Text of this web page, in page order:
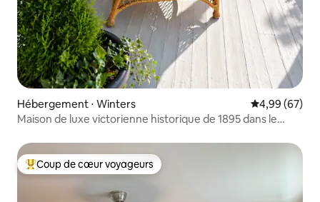
Hébergement ⋅ Winters Évaluation
4,99 (67)
Maison de luxe victorienne historique de 1895 dans le
Coups de cœur voyageurs les plus appréciés
Coup de cœur voyageurs